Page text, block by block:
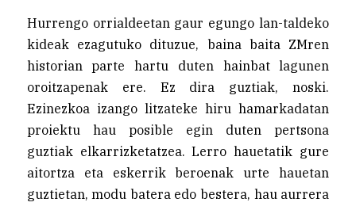
Hurrengo orrialdeetan gaur egungo lan-taldeko
kideak ezagutuko dituzue, baina baita ZMren
historian parte hartu duten hainbat lagunen
oroitzapenak ere. Ez dira guztiak, noski.
Ezinezkoa izango litzateke hiru hamarkadatan
proiektu hau posible egin duten pertsona
guztiak elkarrizketatzea. Lerro hauetatik gure
aitortza eta eskerrik beroenak urte hauetan
guztietan, modu batera edo bestera, hau aurrera